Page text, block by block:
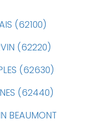
(62100)
(62220)
(62630)
(62440)
BEAUMONT